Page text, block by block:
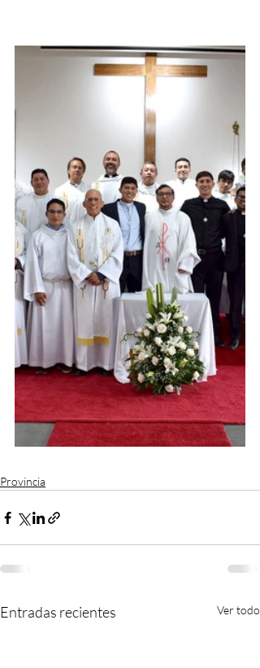
Provincia
Entradas recientes Ver todo